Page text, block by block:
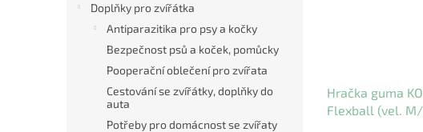
Doplňky pro zvířátka
Antiparazitika pro psy a kočky
Bezpečnost psů a koček, pomůcky
Pooperační oblečení pro zvířata
Cestování se zvířátky, doplňky do
auta
Potřeby pro domácnost se zvířaty
Hračka guma
Flexball (vel.